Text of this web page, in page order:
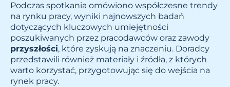
Podczas spotkania omówiono współczesne trendy
na rynku pracy, wyniki najnowszych badań
dotyczących kluczowych umiejętności
poszukiwanych przez pracodawców oraz zawody
przyszłości, które zyskują na znaczeniu. Doradcy
przedstawili również materiały i źródła, z których
warto korzystać, przygotowując się do wejścia na
rynek pracy.